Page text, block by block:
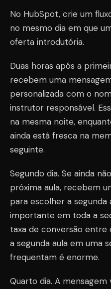
No HubSpot, crie um
no mesmo dia em que
oferta introdutória.
Duas horas após a
recebem uma
personalizada com o
instrutor responsável.
na mesma noite,
ainda está fresca na
seguinte.
Segundo dia. Se ainda
próxima aula, recebem
para escolher a segunda
importante em toda a
taxa de conversão entre
a segunda aula em uma
frequentam é enorme.
Quarto dia. A